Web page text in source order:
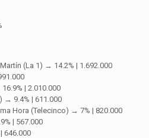
(La 1) → 14.2% | 1.692.000
| 2.010.000
→ 9.4% | 611.000
Hora (Telecinco) → 7% | 820.000
| 567.000
646.000